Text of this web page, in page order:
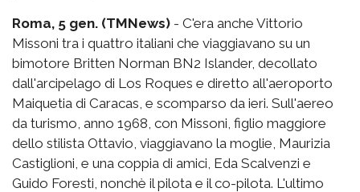
Roma, 5 gen. (TMNews) - C'era anche Vittorio
Missoni tra i quattro italiani che viaggiavano su un
bimotore Britten Norman BN2 Islander, decollato
dall'arcipelago di Los Roques e diretto all'aeroporto
Maiquetia di Caracas, e scomparso da ieri. Sull'aereo
da turismo, anno 1968, con Missoni, figlio maggiore
dello stilista Ottavio, viaggiavano la moglie, Maurizia
Castiglioni, e una coppia di amici, Eda Scalvenzi e
Guido Foresti, nonchè il pilota e il co-pilota. L'ultimo